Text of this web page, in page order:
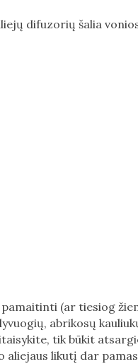
difuzorių šalia
(ar tiesiog
abrikosų
tik būkit
aliejaus likutį dar